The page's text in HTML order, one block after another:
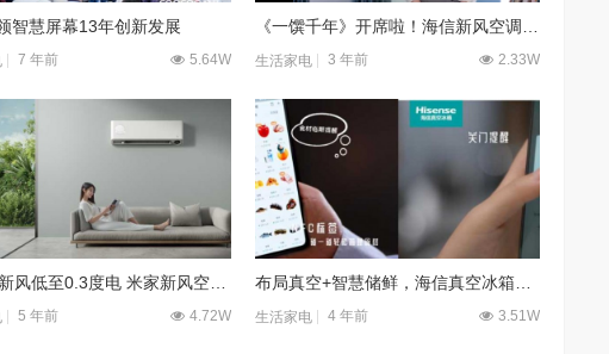
智慧屏幕13年创新发展
7 年前 5.64W 生活家电 3 年前 2.33W
24小时新风低至0.3度电 米家新风空调尊享版仅售3599元
5 年前 4.72W
布局真空+智慧储鲜，海信真空冰箱智趣食材管理方案上线
生活家电 4 年前 3.51W